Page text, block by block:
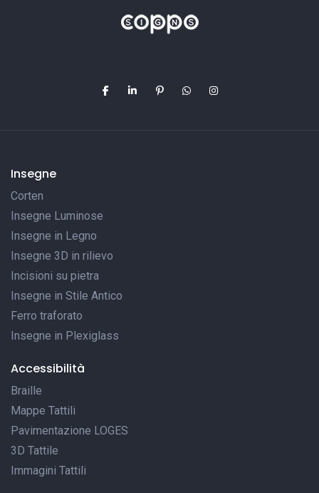
Insegne
Corten
Insegne Luminose
Insegne in Legno
Insegne 3D in rilievo
Incisioni su pietra
Insegne in Stile Antico
Ferro traforato
Insegne in Plexiglass
Accessibilità
Braille
Mappe Tattili
Pavimentazione LOGES
3D Tattile
Immagini Tattili